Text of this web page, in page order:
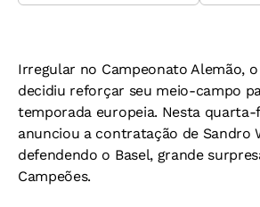
Irregular no Campeonato Alemão,
decidiu reforçar seu meio-campo
temporada europeia. Nesta
anunciou a contratação de Sandro
defendendo o Basel, grande
Campeões.